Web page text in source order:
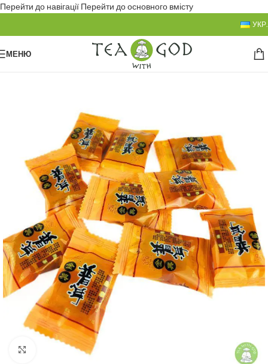
Перейти до навігації Перейти до основного вмісту
УКР.
МЕНЮ
Натисніть, щоб збільшити